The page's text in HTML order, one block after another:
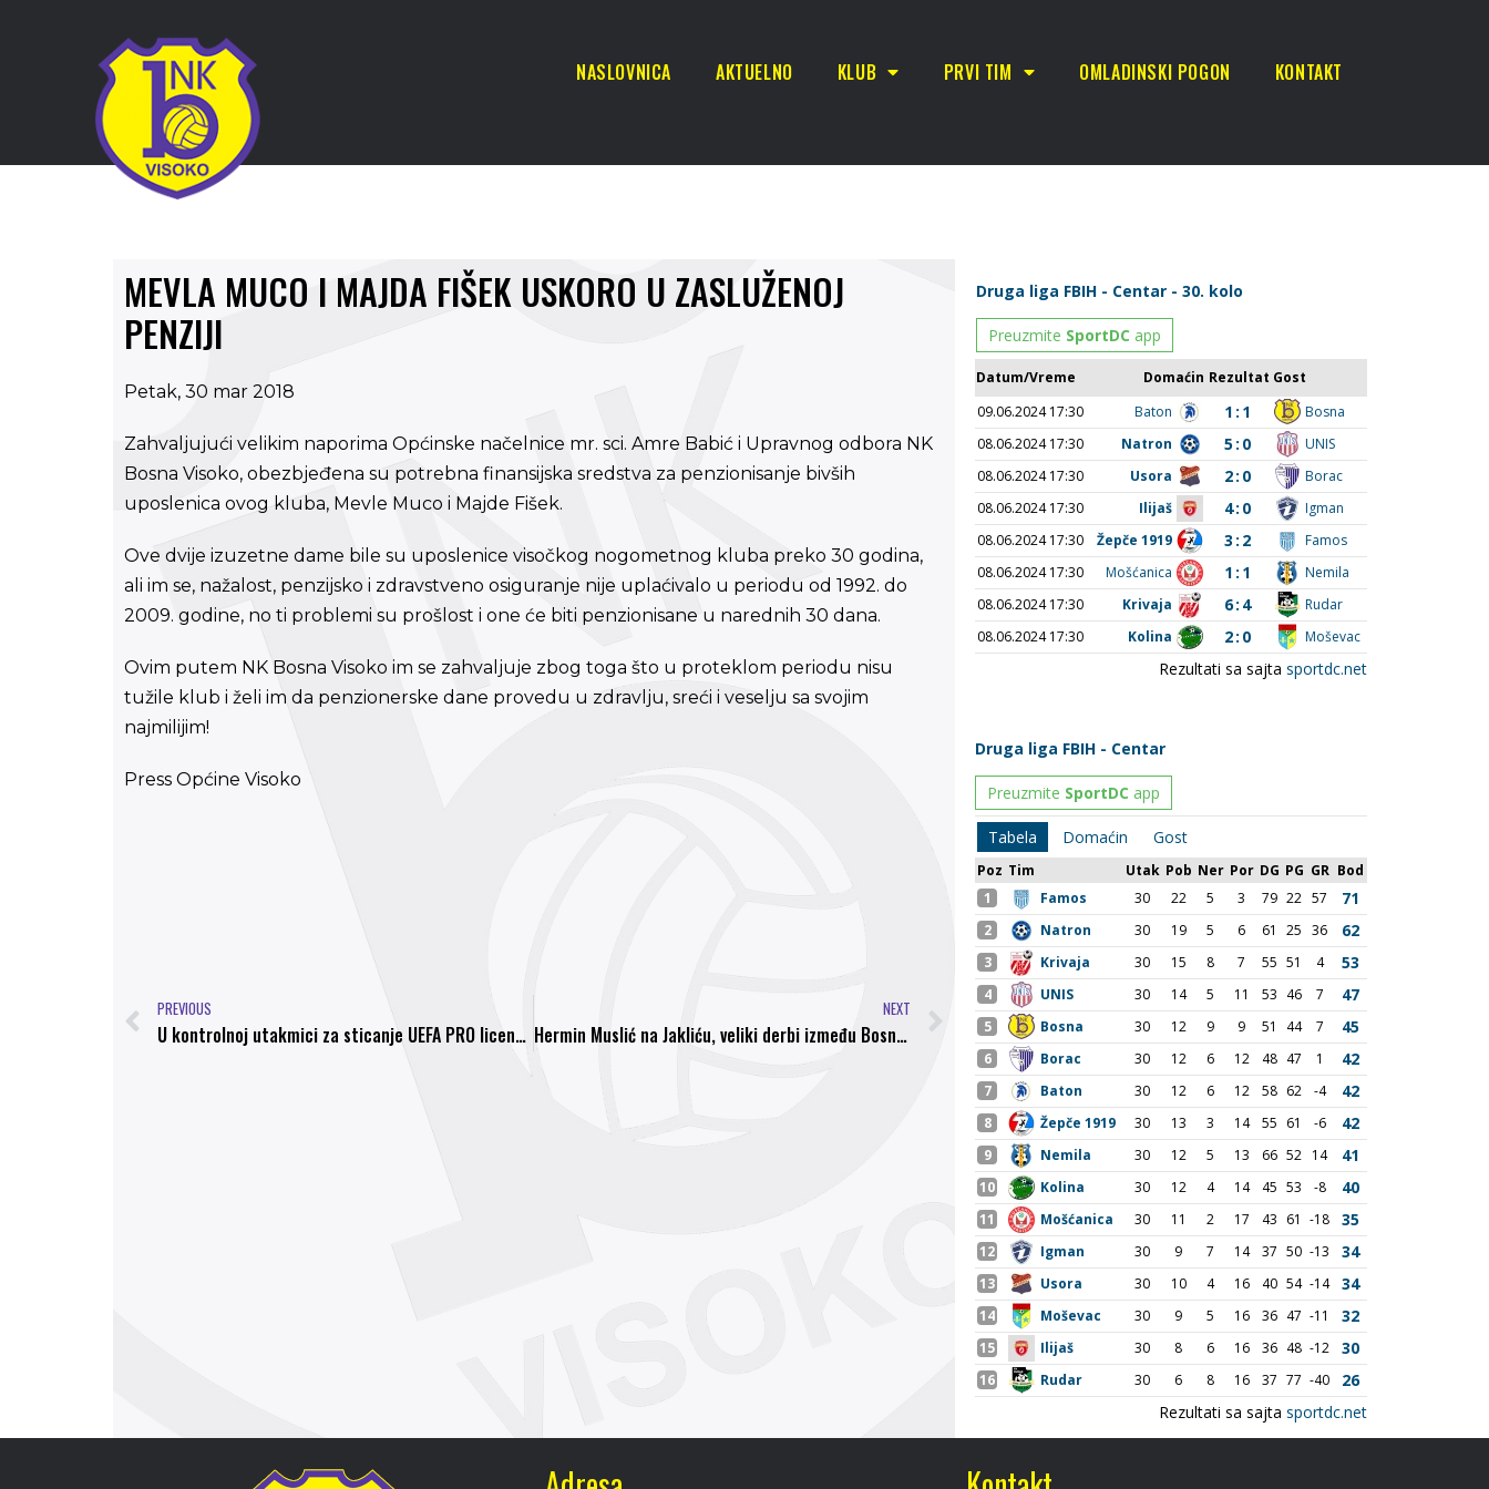
NASLOVNICA AKTUELNO KLUB PRVI TIM OMLADINSKI POGON KONTAKT
MEVLA MUCO I MAJDA FIŠEK USKORO U ZASLUŽENOJ
PENZIJI
Petak, 30 mar 2018
Zahvaljujući velikim naporima Općinske načelnice mr. sci. Amre Babić i Upravnog odbora NK
Bosna Visoko, obezbjeđena su potrebna finansijska sredstva za penzionisanje bivših
uposlenica ovog kluba, Mevle Muco i Majde Fišek.
Ove dvije izuzetne dame bile su uposlenice visočkog nogometnog kluba preko 30 godina,
ali im se, nažalost, penzijsko i zdravstveno osiguranje nije uplaćivalo u periodu od 1992. do
2009. godine, no ti problemi su prošlost i one će biti penzionisane u narednih 30 dana.
Ovim putem NK Bosna Visoko im se zahvaljuje zbog toga što u proteklom periodu nisu
tužile klub i želi im da penzionerske dane provedu u zdravlju, sreći i veselju sa svojim
najmilijim!
Press Općine Visoko
PREVIOUS
U kontrolnoj utakmici za sticanje UEFA PRO licence našeg pomoćnog trenera Hošić Dženana, Bosna savladala Čapljinu rezultatom 2:0, Adnan Hodžić strijelac oba pogotka
NEXT
Hermin Muslić na Jakliću, veliki derbi između Bosne i Rudara pripao Gedžić Darku iz Brčkog